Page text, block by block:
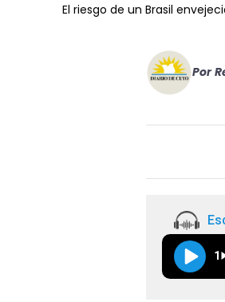
El riesgo de un Brasil
Por
1